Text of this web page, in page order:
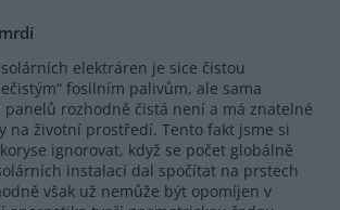
elektráren je sice čistou
fosilním palivům, ale sama
rozhodně čistá není a má znatelné
na životní prostředí. Tento fakt jsme si
ignorovat, když se počet globálně
instalací dal spočítat na prstech
však už nemůže být opomíjen v